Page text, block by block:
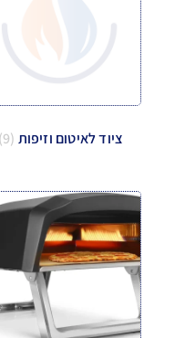
ציוד לאיטום וזיפות (9)